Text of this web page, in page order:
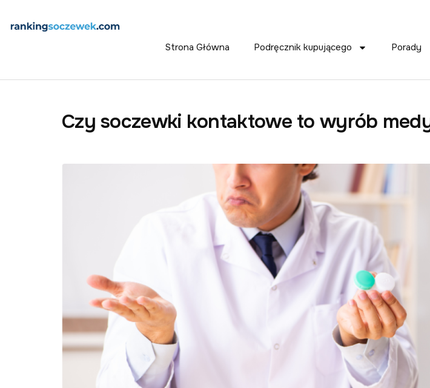
Strona Główna Podręcznik kupującego Porady
Czy soczewki kontaktowe to wyrób